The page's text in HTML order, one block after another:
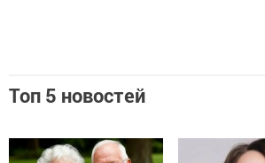
Топ 5 новостей